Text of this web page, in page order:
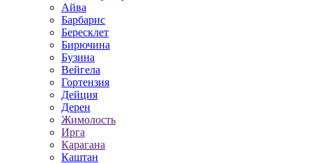
Айва
Барбарис
Бересклет
Бирючина
Бузина
Вейгела
Гортензия
Дейция
Дерен
Жимолость
Ирга
Карагана
Каштан